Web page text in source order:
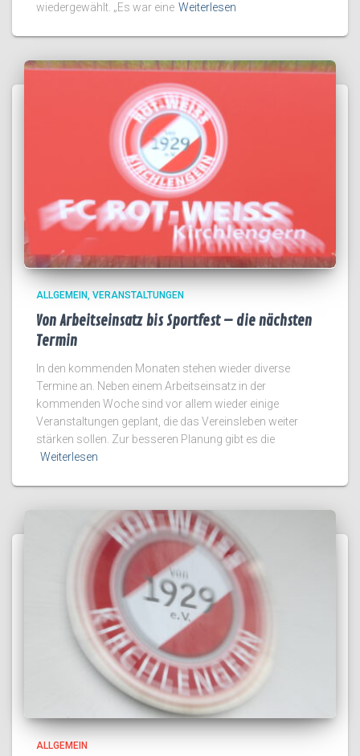
wiedergewählt. „Es war eine Weiterlesen
ALLGEMEIN VERANSTALTUNGEN
Von Arbeitseinsatz bis Sportfest – die nächsten
Termin
In den kommenden Monaten stehen wieder diverse
Termine an. Neben einem Arbeitseinsatz in der
kommenden Woche sind vor allem wieder einige
Veranstaltungen geplant, die das Vereinsleben weiter
stärken sollen. Zur besseren Planung gibt es die
Weiterlesen
ALLGEMEIN